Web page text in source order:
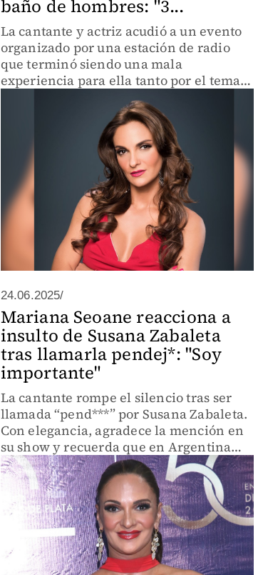
baño de hombres: "3...
La cantante y actriz acudió a un evento
organizado por una estación de radio
que terminó siendo una mala
experiencia para ella tanto por el tema
del baño, como por el de los músicos que
24.06.2025/
Mariana Seoane reacciona a
insulto de Susana Zabaleta
tras llamarla pendej*: "Soy
importante"
La cantante rompe el silencio tras ser
llamada “pend***” por Susana Zabaleta.
Con elegancia, agradece la mención en
su show y recuerda que en Argentina
ese término no es ofensivo.